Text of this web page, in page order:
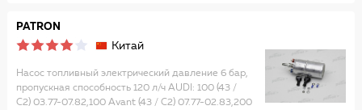
PATRON
Китай
Насос топливный электрический давление 6 бар,
пропускная способность 120 л/ч AUDI: 100 (43 /
C2) 03.77-07.82,100 Avant (43 / C2) 07.77-02.83,200